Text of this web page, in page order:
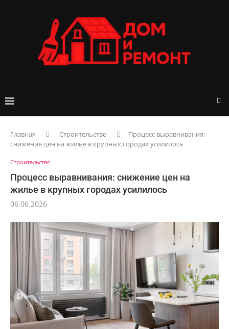
Главная Строительство
Процесс выравнивания:
снижение цен на жилье в крупных городах усилилось
Строительство
Процесс выравнивания: снижение цен на
жилье в крупных городах усилилось
06.06.2026